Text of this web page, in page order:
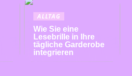
ALLTAG
Wie Sie eine
Lesebrille in Ihre
tägliche Garderobe
integrieren